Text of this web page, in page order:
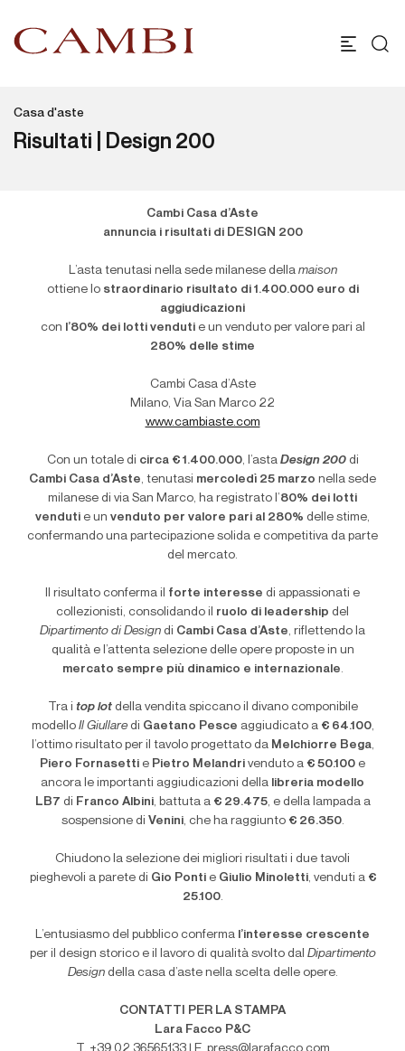
Casa d'aste
Risultati | Design 200
Cambi Casa d’Aste
annuncia i risultati di DESIGN 200
L’asta tenutasi nella sede milanese della maison
ottiene lo straordinario risultato di 1.400.000 euro di
aggiudicazioni
con l’80% dei lotti vendutie un venduto per valore pari al
280% delle stime
Cambi Casa d’Aste
Milano, Via San Marco 22
www.cambiaste.com
Con un totale di circa € 1.400.000, l’asta Design 200di
Cambi Casa d’Aste, tenutasi mercoledì 25 marzo nella sede
milanese di via San Marco, ha registrato l’80% dei lotti
venduti e un venduto per valore pari al 280% delle stime,
confermando una partecipazione solida e competitiva da parte
del mercato.
Il risultato conferma il forte interesse di appassionati e
collezionisti, consolidando il ruolo di leadership del
Dipartimento di Design di Cambi Casa d’Aste, riflettendo la
qualità e l’attenta selezione delle opere proposte in un
mercato sempre più dinamico e internazionale.
Tra i top lot della vendita spiccano il divano componibile
modello Il Giullaredi Gaetano Pesce aggiudicato a € 64.100,
l’ottimo risultato per il tavolo progettato da Melchiorre Bega,
Piero Fornasetti e Pietro Melandri venduto a € 50.100 e
ancora le importanti aggiudicazioni della libreria modello
LB7 di Franco Albini, battuta a € 29.475, e della lampada a
sospensione di Venini, che ha raggiunto € 26.350.
Chiudono la selezione dei migliori risultati i due tavoli
pieghevoli a parete di Gio Pontie Giulio Minoletti, venduti a €
25.100.
L’entusiasmo del pubblico conferma l’interesse crescente
per il design storico e il lavoro di qualità svolto dal Dipartimento
Designdella casa d’aste nella scelta delle opere.
CONTATTI PER LA STAMPA
Lara Facco P&C
T. +39 02 36565133 | E. press@larafacco.com